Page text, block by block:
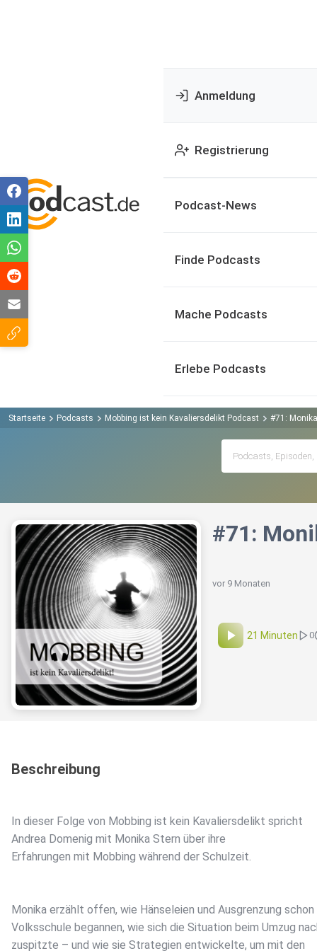
Anmeldung
Registrierung
Podcast-News
Finde Podcasts
Mache Podcasts
Erlebe Podcasts
Startseite Podcasts Mobbing ist kein Kavaliersdelikt Podcast #71:
#71:
vor 9 Monaten
21 Minuten 0
Beschreibung
In dieser Folge von Mobbing ist kein Kavaliersdelikt spricht
Andrea Domenig mit Monika Stern über ihre
Erfahrungen mit Mobbing während der Schulzeit.
Monika erzählt offen, wie Hänseleien und Ausgrenzung schon
Volksschule begannen, wie sich die Situation beim Umzug
zuspitzte – und wie sie Strategien entwickelte, um mit den